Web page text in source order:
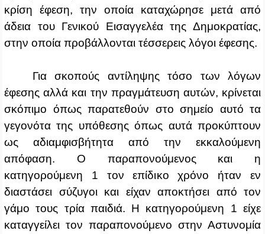
κρίση έφεση, την οποία καταχώρησε μετά από
άδεια του Γενικού Εισαγγελέα της Δημοκρατίας,
στην οποία προβάλλονται τέσσερεις λόγοι έφεσης.
Για σκοπούς αντίληψης τόσο των λόγων
έφεσης αλλά και την πραγμάτευση αυτών, κρίνεται
σκόπιμο όπως παρατεθούν στο σημείο αυτό τα
γεγονότα της υπόθεσης όπως αυτά προκύπτουν
ως αδιαμφισβήτητα από την εκκαλούμενη
απόφαση. Ο παραπονούμενος και η
κατηγορούμενη 1 τον επίδικο χρόνο ήταν εν
διαστάσει σύζυγοι και είχαν αποκτήσει από τον
γάμο τους τρία παιδιά. Η κατηγορούμενη 1 είχε
καταγγείλει τον παραπονούμενο στην Αστυνομία